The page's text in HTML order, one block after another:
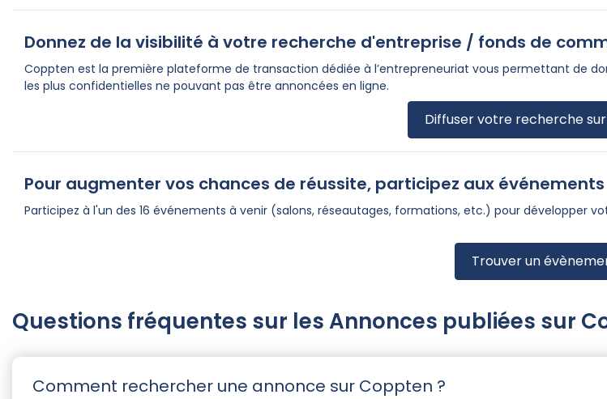
Donnez de la visibilité à votre recherche d'entreprise / fonds de
Coppten est la première plateforme de transaction dédiée à l’entrepreneuriat vous permettant de
les plus confidentielles ne pouvant pas être annoncées en ligne.
Diffuser votre recherche sur
Pour augmenter vos chances de réussite, participez aux
Participez à l'un des 16 événements à venir (salons, réseautages, formations, etc.) pour développer
Trouver un
Questions fréquentes sur les Annonces publiées sur
Comment rechercher une annonce sur Coppten ?